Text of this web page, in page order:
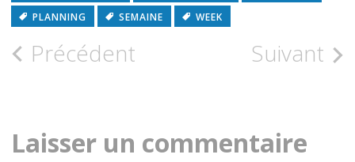
PLANNING
SEMAINE WEEK
Précédent Suivant
Laisser un commentaire